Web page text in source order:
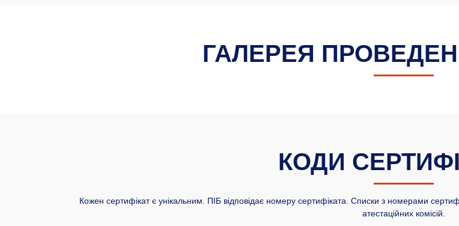
ГАЛЕРЕЯ
КОДИ
Кожен сертифікат є унікальним. ПІБ відповідає номеру сертифіката. Списки з номерами
атестаційних комісій.